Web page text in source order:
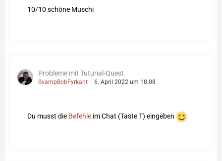
10/10 schöne Muschi
Probleme mit Tuturial-Quest
SvampBobFyrkant 6. April 2022 um 18:08
Du musst die Befehle im Chat (Taste T) eingeben